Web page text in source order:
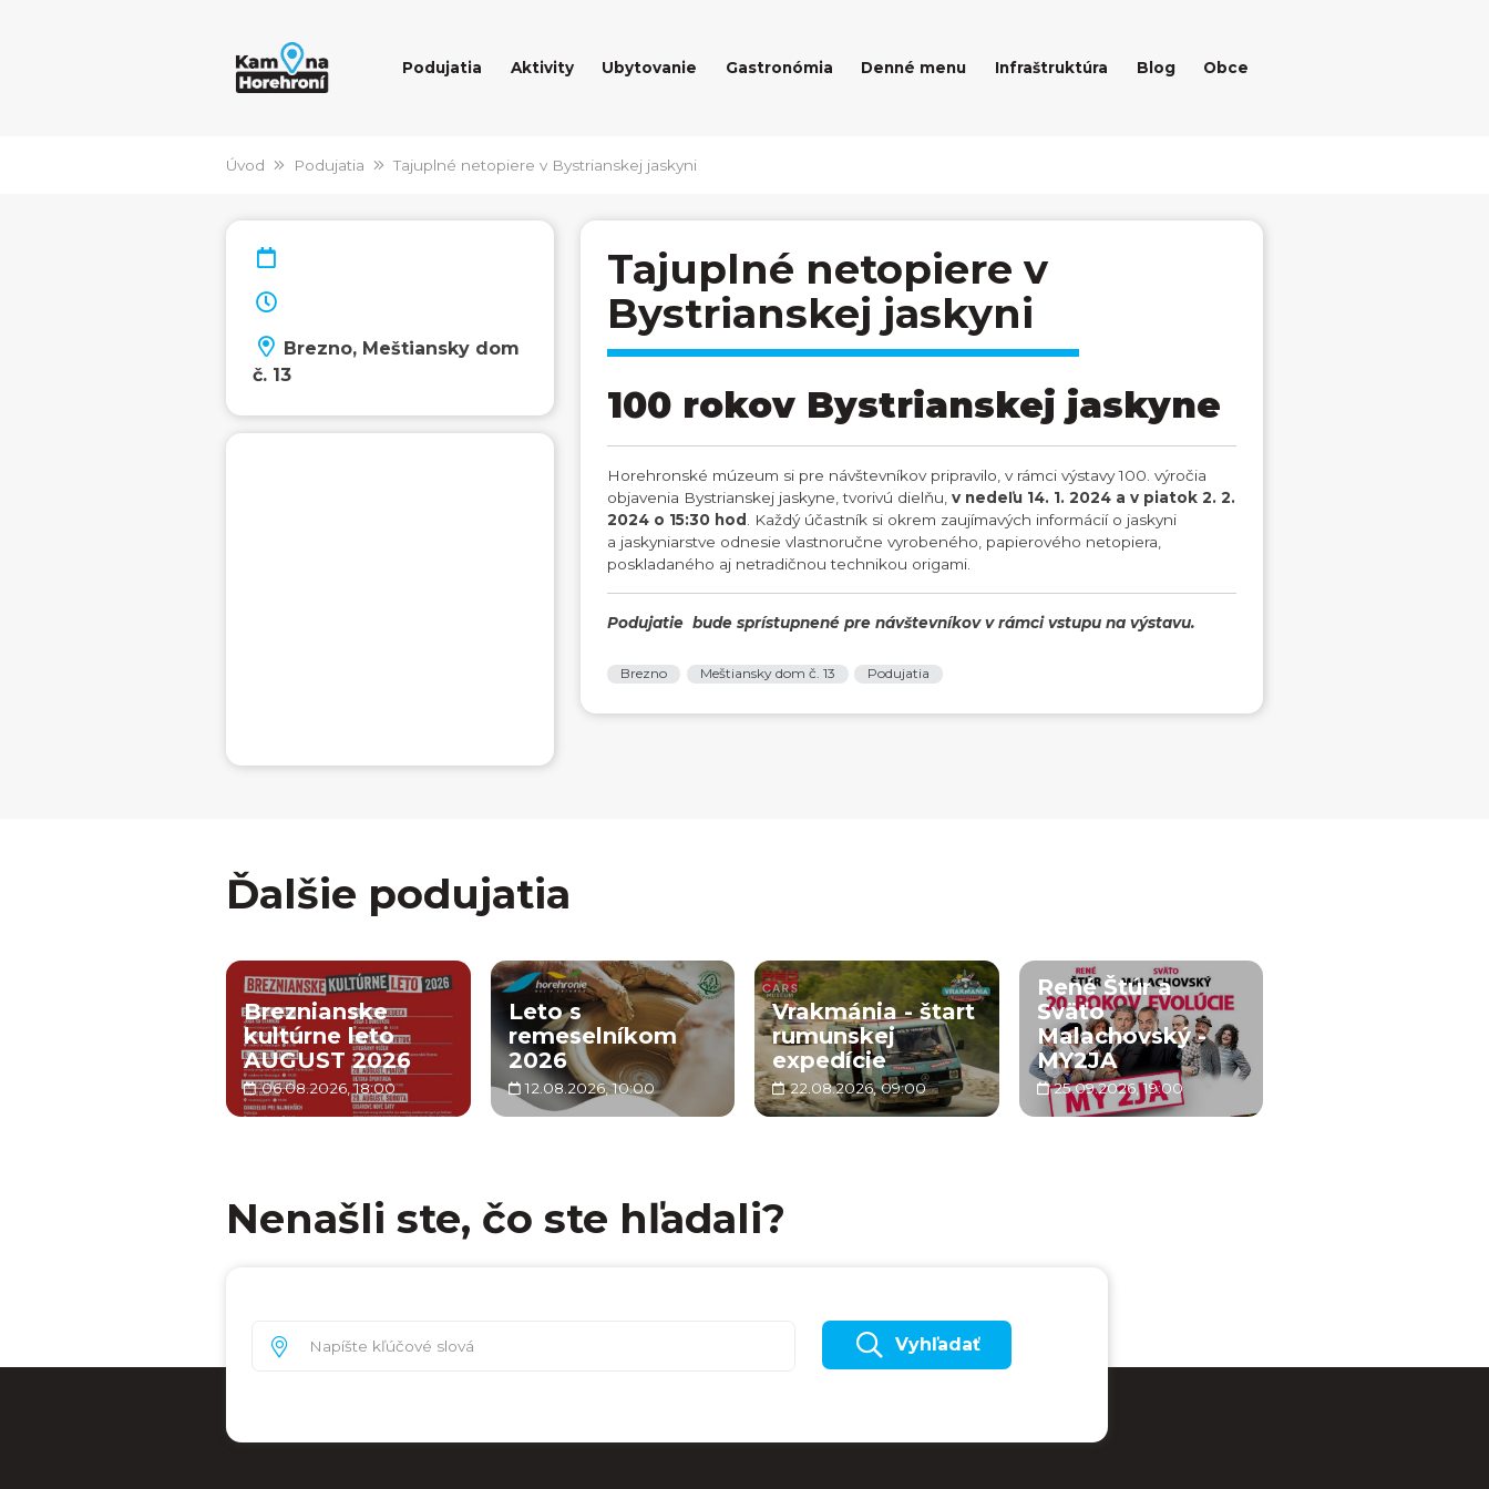
Podujatia Aktivity Ubytovanie Gastronómia Denné menu Infraštruktúra Blog Obce
Úvod Podujatia Tajuplné netopiere v Bystrianskej jaskyni
Brezno, Meštiansky dom
č. 13
Tajuplné netopiere v
Bystrianskej jaskyni
100 rokov Bystrianskej jaskyne
Horehronské múzeum si pre návštevníkov pripravilo, v rámci výstavy 100. výročia
objavenia Bystrianskej jaskyne, tvorivú dielňu, v nedeľu 14. 1. 2024 a v piatok 2. 2.
2024 o 15:30 hod
. Každý účastník si okrem zaujímavých informácií o jaskyni
a jaskyniarstve odnesie vlastnoručne vyrobeného, papierového netopiera,
poskladaného aj netradičnou technikou origami.
Podujatie bude sprístupnené pre návštevníkov v rámci vstupu na výstavu.
Brezno Meštiansky dom č. 13 Podujatia
Ďalšie podujatia
Breznianske
kultúrne leto
AUGUST 2026
06.08.2026, 18:00
Leto s
remeselníkom
2026
12.08.2026, 10:00
Vrakmánia - štart
rumunskej
expedície
22.08.2026, 09:00
René Štúr a
Sväťo
Malachovský -
MY2JA
25.09.2026, 19:00
Nenašli ste, čo ste hľadali?
Vyhľadať